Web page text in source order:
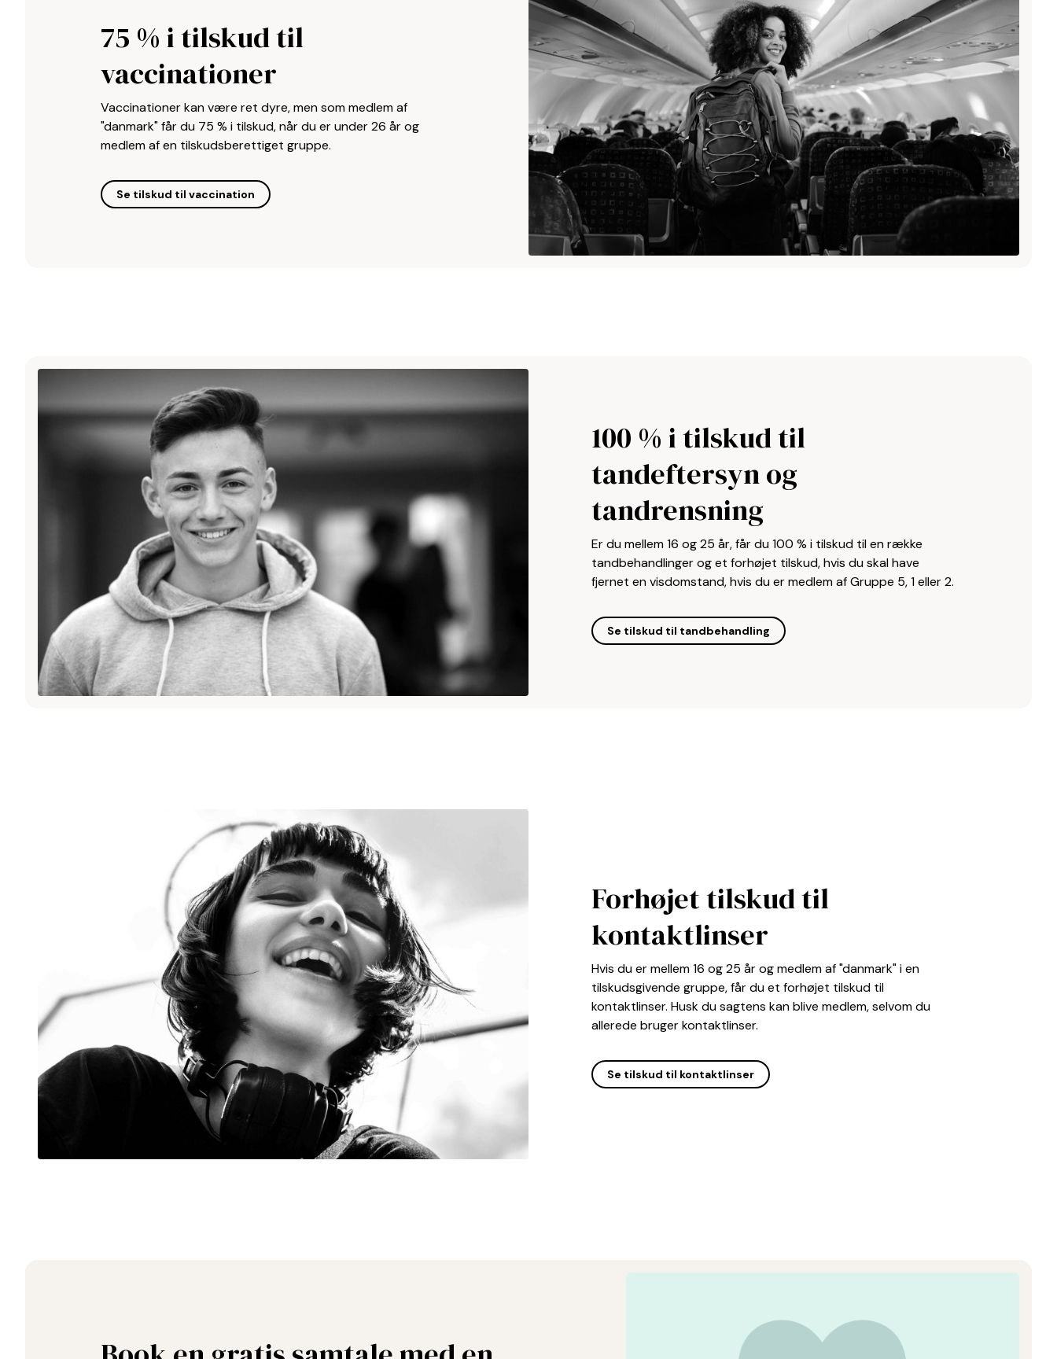
75 % i tilskud til
vaccinationer
Vaccinationer kan være ret dyre, men som medlem af
"danmark" får du 75 % i tilskud, når du er under 26 år og
medlem af en tilskudsberettiget gruppe.
Se tilskud til vaccination
100 % i tilskud til
tandeftersyn og
tandrensning
Er du mellem 16 og 25 år, får du 100 % i tilskud til en række
tandbehandlinger og et forhøjet tilskud, hvis du skal have
fjernet en visdomstand, hvis du er medlem af Gruppe 5, 1 eller 2.
Se tilskud til tandbehandling
Forhøjet tilskud til
kontaktlinser
Hvis du er mellem 16 og 25 år og medlem af "danmark" i en
tilskudsgivende gruppe, får du et forhøjet tilskud til
kontaktlinser. Husk du sagtens kan blive medlem, selvom du
allerede bruger kontaktlinser.
Se tilskud til kontaktlinser